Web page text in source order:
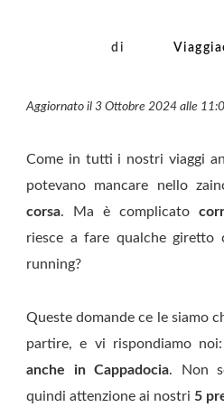
di
Aggiornato il 3 Ottobre 2024 alle
Come in tutti i nostri viaggi
potevano mancare nello
corsa. Ma è complicato
riesce a fare qualche giretto
running?
Queste domande ce le siamo
partire, e vi rispondiamo
anche in Cappadocia. Non
quindi attenzione ai nostri 5